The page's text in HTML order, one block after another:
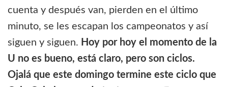
cuenta y después van, pierden en el último
minuto, se les escapan los campeonatos y así
siguen y siguen. Hoy por hoy el momento de la
U no es bueno, está claro, pero son ciclos.
Ojalá que este domingo termine este ciclo que